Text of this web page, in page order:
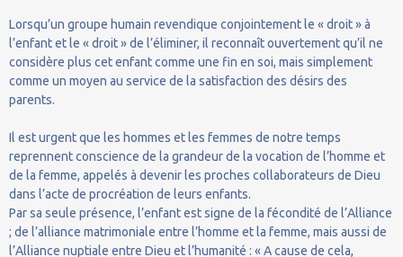
Lorsqu’un groupe humain revendique conjointement le « droit » à
l’enfant et le « droit » de l’éliminer, il reconnaît ouvertement qu’il ne
considère plus cet enfant comme une fin en soi, mais simplement
comme un moyen au service de la satisfaction des désirs des
parents.
Il est urgent que les hommes et les femmes de notre temps
reprennent conscience de la grandeur de la vocation de l’homme et
de la femme, appelés à devenir les proches collaborateurs de Dieu
dans l’acte de procréation de leurs enfants.
Par sa seule présence, l’enfant est signe de la fécondité de l’Alliance
; de l’alliance matrimoniale entre l’homme et la femme, mais aussi de
l’Alliance nuptiale entre Dieu et l’humanité : « A cause de cela,